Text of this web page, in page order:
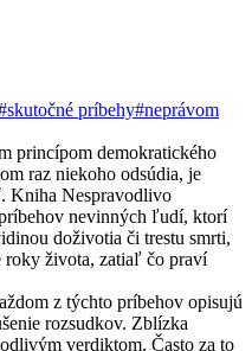
príbehy#neprávom
princípom demokratického
raz niekoho odsúdia, je
Kniha Nespravodlivo
nevinných ľudí, ktorí
doživotia či trestu smrti,
života, zatiaľ čo praví
z týchto príbehov opisujú
rozsudkov. Zblízka
verdiktom. Často za to